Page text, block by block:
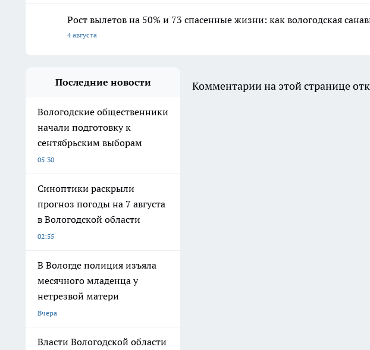
Рост вылетов на 50% и 73 спасенные жизни: как вологодская
4 августа
Последние новости
Вологодские общественники
начали подготовку к
сентябрьским выборам
05:30
Синоптики раскрыли
прогноз погоды на 7 августа
в Вологодской области
02:55
В Вологде полиция изъяла
месячного младенца у
нетрезвой матери
Вчера
Власти Вологодской области
Комментарии на этой странице